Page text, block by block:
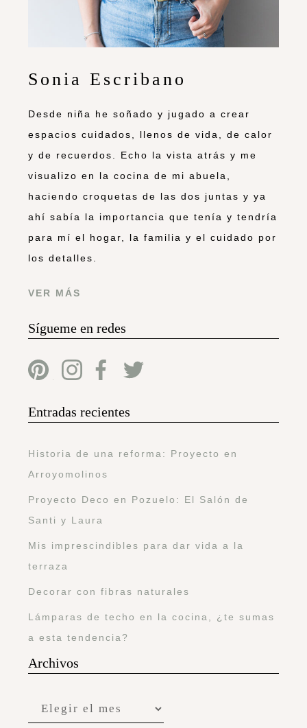
Sonia Escribano
Desde niña he soñado y jugado a crear
espacios cuidados, llenos de vida, de calor
y de recuerdos. Echo la vista atrás y me
visualizo en la cocina de mi abuela,
haciendo croquetas de las dos juntas y ya
ahí sabía la importancia que tenía y tendría
para mí el hogar, la familia y el cuidado por
los detalles.
VER MÁS
Sígueme en redes
Entradas recientes
Historia de una reforma: Proyecto en
Arroyomolinos
Proyecto Deco en Pozuelo: El Salón de
Santi y Laura
Mis imprescindibles para dar vida a la
terraza
Decorar con fibras naturales
Lámparas de techo en la cocina, ¿te sumas
a esta tendencia?
Archivos